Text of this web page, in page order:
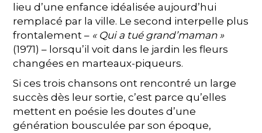
lieu d’une enfance idéalisée aujourd’hui
remplacé par la ville. Le second interpelle plus
frontalement – « Qui a tué grand’maman »
(1971) – lorsqu’il voit dans le jardin les fleurs
changées en marteaux-piqueurs.
Si ces trois chansons ont rencontré un large
succès dès leur sortie, c’est parce qu’elles
mettent en poésie les doutes d’une
génération bousculée par son époque,